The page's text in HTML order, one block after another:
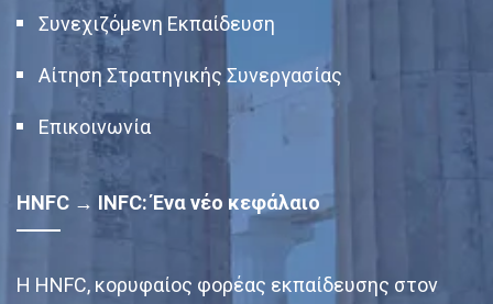
Συνεχιζόμενη Εκπαίδευση
Αίτηση Στρατηγικής Συνεργασίας
Επικοινωνία
HNFC → INFC: Ένα νέο κεφάλαιο
Η HNFC, κορυφαίος φορέας εκπαίδευσης στον